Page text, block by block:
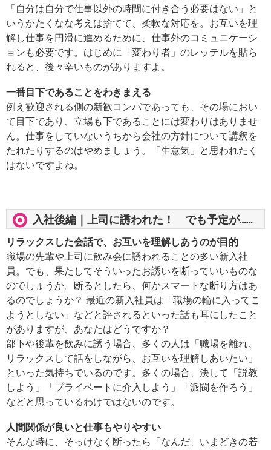
「自分は自分で仕事以外の時間に付き合う必要はない」と
いうかたくなな考えは捨てて、柔軟な対応を。お互いを理
解し仕事を円滑に進めるために、仕事外のコミュニケーシ
ョンも必要です。はじめに「変わり者」のレッテルを貼ら
れると、後々辛いものがありますよ。
一番目下であることをわきまえる
例え歓迎される側の新歓コンパであっても、その場におい
て目下であり、立場も下であることには変わりはありませ
ん。仕事をしていないうちから会社の方針について講釈を
たれたりするのはやめましょう。「生意気」と思われたく
はないですよね。
入社後編｜上司に誘われた！ でも予定が……
リラックスした会話で、お互いを理解しあうのが目的
職場の先輩や上司に飲み会に誘われることの多い新入社
員。でも、果たしてそういったお誘いを断っていいものな
のでしょうか。断るとしたら、何かスマートな断り方はあ
るのでしょうか？ 最近の新入社員は「職場の輪に入ってこ
ようとしない」などと評されるといった話も耳にしたこと
がありますが、あなたはどうですか？
部下や後輩を飲みに誘う場合、多くの人は「職場を離れ、
リラックスして話をしながら、お互いを理解しあいたい」
といった気持ちでいるのです。多くの場合、決して「説教
しよう」「プライベートに介入しよう」「派閥を作ろう」
などと思っているわけではないのです。
人間関係が良いと仕事もやりやすい
そんな時に、そっけなく断ったら「なんだ、いまどきの若